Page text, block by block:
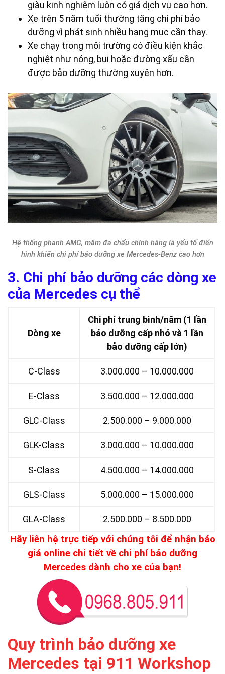
giàu kinh nghiệm luôn có giá dịch vụ cao hơn.
Xe trên 5 năm tuổi thường tăng chi phí bảo
dưỡng vì phát sinh nhiều hạng mục cần thay.
Xe chạy trong môi trường có điều kiện khắc
nghiệt như nóng, bụi hoặc đường xấu cần
được bảo dưỡng thường xuyên hơn.
Hệ thống phanh AMG, mâm đa chấu chính hãng là yếu tố điển
hình khiến chi phí bảo dưỡng xe Mercedes-Benz cao hơn
3. Chi phí bảo dưỡng các dòng xe
của Mercedes cụ thể
Dòng xe
Chi phí trung bình/năm (1 lần
bảo dưỡng cấp nhỏ và 1 lần
bảo dưỡng cấp lớn)
C-Class 3.000.000 – 10.000.000
E-Class 3.500.000 – 12.000.000
GLC-Class 2.500.000 – 9.000.000
GLK-Class 3.000.000 – 10.000.000
S-Class 4.500.000 – 14.000.000
GLS-Class 5.000.000 – 15.000.000
GLA-Class 2.500.000 – 8.500.000
Hãy liên hệ trực tiếp với chúng tôi để nhận báo
giá online chi tiết về chi phí bảo dưỡng
Mercedes dành cho xe của bạn!
Quy trình bảo dưỡng xe
Mercedes tại 911 Workshop